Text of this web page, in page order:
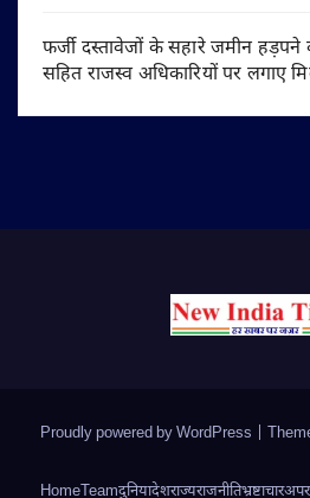
फर्जी दस्तावेजों के सहारे जमीन हड़पने
सहित राजस्व अधिकारियों पर लगाए
Proudly powered by WordPress
HomeTeamदुनियादेशराज्यराजनीतिभ्रष्टाचार